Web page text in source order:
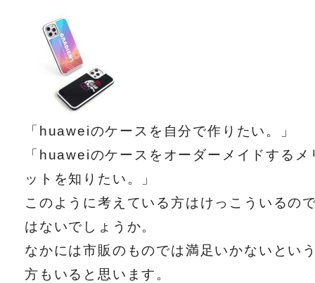
「huaweiのケースを自分で作りたい。」
「huaweiのケースをオーダーメイドするメ
ットを知りたい。」
このように考えている方はけっこういるの
はないでしょうか。
なかには市販のものでは満足いかないとい
方もいると思います。